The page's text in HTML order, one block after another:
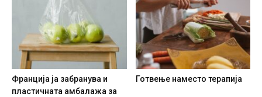
Франција ја забранува и
пластичната амбалажа за
Готвење наместо терапија